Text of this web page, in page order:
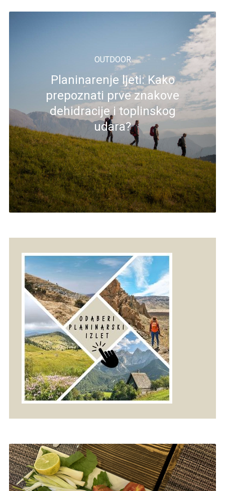
OUTDOOR
Planinarenje ljeti: Kako
prepoznati prve znakove
dehidracije i toplinskog
udara?